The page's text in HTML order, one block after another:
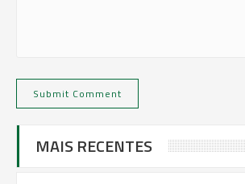
MAIS RECENTES